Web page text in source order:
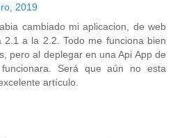
2019
cambiado mi aplicacion, de web
a la 2.2. Todo me funciona bien
pero al deplegar en una Api App de
Será que aún no esta
artículo.